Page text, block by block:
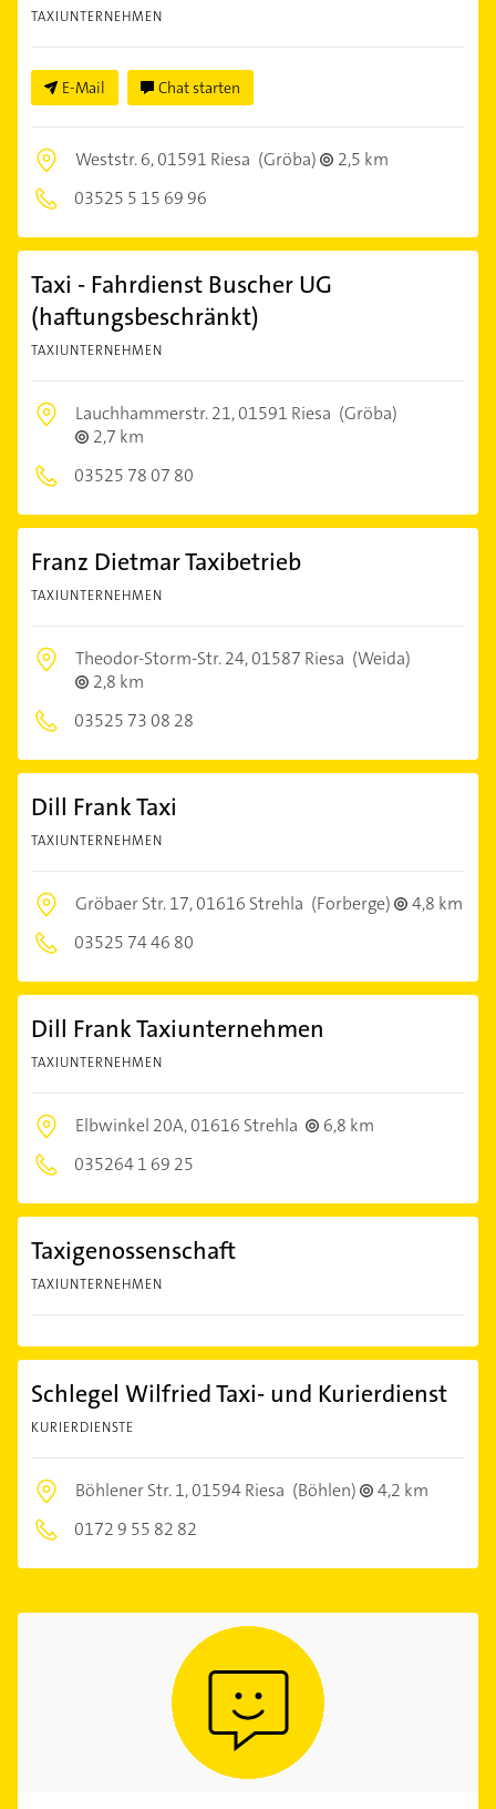
TAXIUNTERNEHMEN
E-Mail Chat starten
Weststr. 6,01591 Riesa (Gröba)
2,5 km
03525 5 15 69 96
Taxi - Fahrdienst Buscher UG
(haftungsbeschränkt)
TAXIUNTERNEHMEN
Lauchhammerstr. 21,01591 Riesa (Gröba)
2,7 km
03525 78 07 80
Franz Dietmar Taxibetrieb
TAXIUNTERNEHMEN
Theodor-Storm-Str. 24,01587 Riesa (Weida)
2,8 km
03525 73 08 28
Dill Frank Taxi
TAXIUNTERNEHMEN
Gröbaer Str. 17,01616 Strehla (Forberge)
4,8 km
03525 74 46 80
Dill Frank Taxiunternehmen
TAXIUNTERNEHMEN
Elbwinkel 20A,01616 Strehla
6,8 km
035264 1 69 25
Taxigenossenschaft
TAXIUNTERNEHMEN
Schlegel Wilfried Taxi- und Kurierdienst
KURIERDIENSTE
Böhlener Str. 1,01594 Riesa (Böhlen)
4,2 km
0172 9 55 82 82